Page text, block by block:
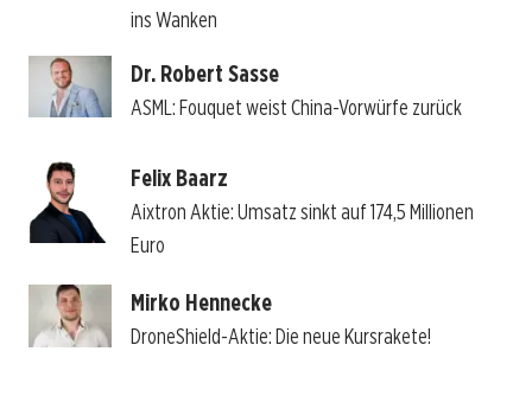
ins Wanken
Dr. Robert Sasse
ASML: Fouquet weist China-Vorwürfe zurück
Felix Baarz
Aixtron Aktie: Umsatz sinkt auf 174,5 Millionen
Euro
Mirko Hennecke
DroneShield-Aktie: Die neue Kursrakete!